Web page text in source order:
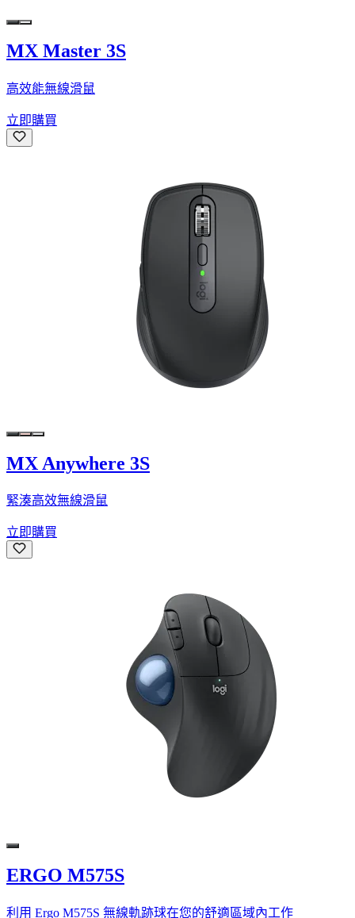
MX Master 3S
高效能無線滑鼠
立即購買
MX Anywhere 3S
緊湊高效無線滑鼠
立即購買
ERGO M575S
利用 Ergo M575S 無線軌跡球在您的舒適區域內工作